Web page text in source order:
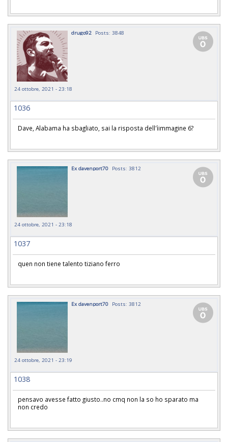
drugo92 Posts: 3848
24 ottobre, 2021 - 23:18
1036
Dave, Alabama ha sbagliato, sai la risposta dell'ìimmagine 6?
Ex davenport70 Posts: 3812
24 ottobre, 2021 - 23:18
1037
quen non tiene talento tiziano ferro
Ex davenport70 Posts: 3812
24 ottobre, 2021 - 23:19
1038
pensavo avesse fatto giusto..no cmq non la so ho sparato ma
non credo